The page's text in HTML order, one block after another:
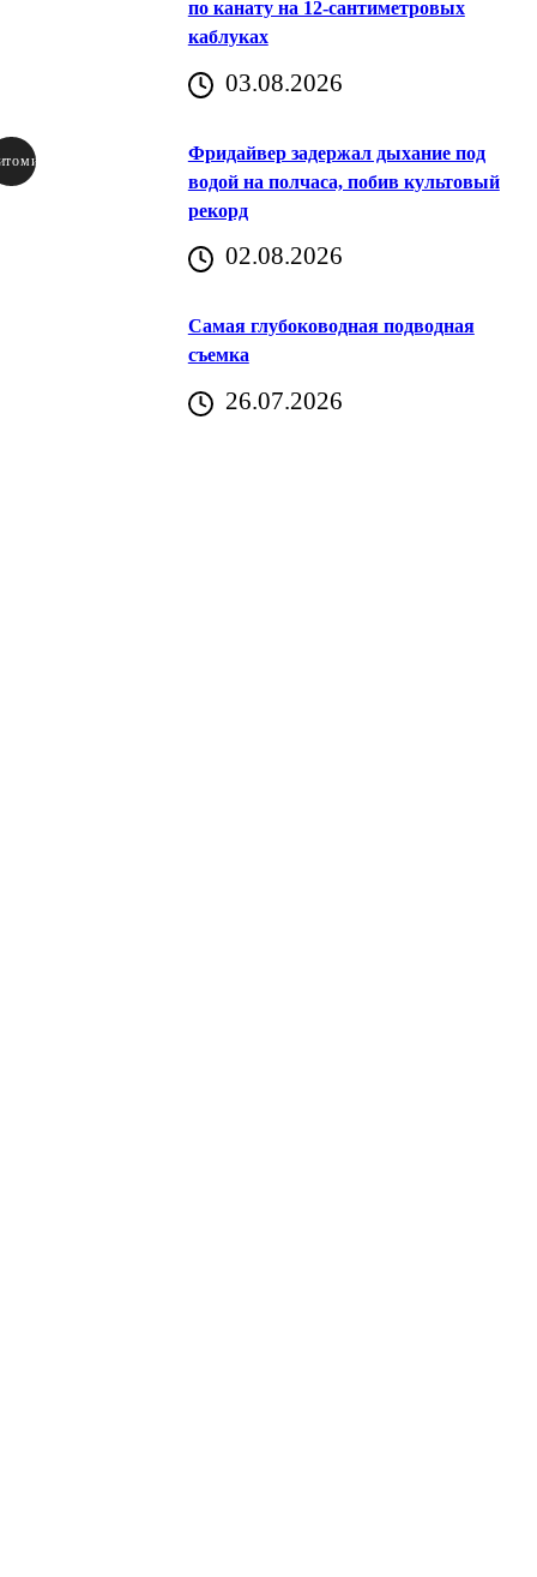
по канату на 12-сантиметровых
каблуках
03.08.2026
Фридайвер задержал дыхание под
водой на полчаса, побив культовый
рекорд
02.08.2026
Самая глубоководная подводная
съемка
26.07.2026